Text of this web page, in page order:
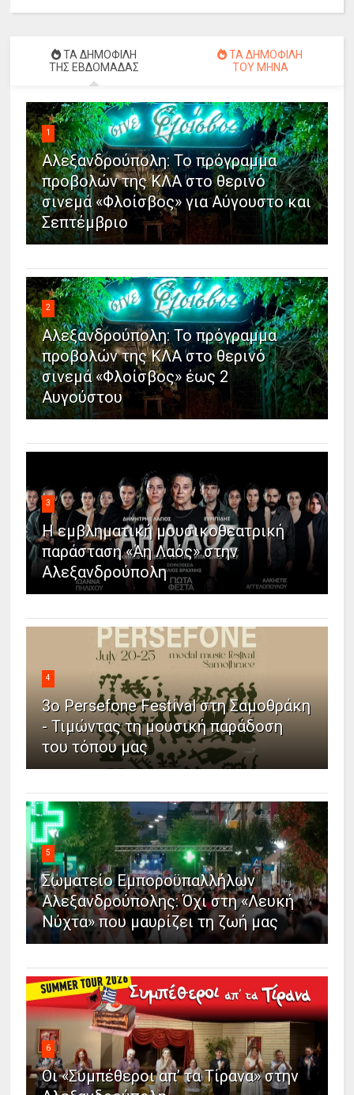
ΤΑ ΔΗΜΟΦΙΛΗ
ΤΗΣ ΕΒΔΟΜΑΔΑΣ
ΤΑ ΔΗΜΟΦΙΛΗ
ΤΟΥ ΜΗΝΑ
1
Αλεξανδρούπολη: Το πρόγραμμα
προβολών της ΚΛΑ στο θερινό
σινεμά «Φλοίσβος» για Αύγουστο και
Σεπτέμβριο
2
Αλεξανδρούπολη: Το πρόγραμμα
προβολών της ΚΛΑ στο θερινό
σινεμά «Φλοίσβος» έως 2
Αυγούστου
3
Η εμβληματική μουσικοθεατρική
παράσταση «Άη Λαός» στην
Αλεξανδρούπολη
4
3ο Persefone Festival στη Σαμοθράκη
- Τιμώντας τη μουσική παράδοση
του τόπου μας
5
Σωματείο Εμποροϋπαλλήλων
Αλεξανδρούπολης: Όχι στη «Λευκή
Νύχτα» που μαυρίζει τη ζωή μας
6
Οι «Συμπέθεροι απ’ τα Τίρανα» στην